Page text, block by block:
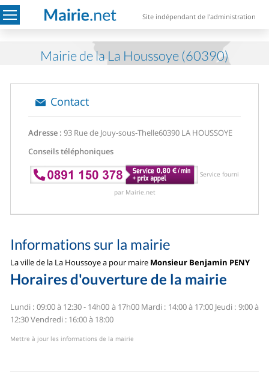
Site indépendant de l'administration
Mairie de la La Houssoye (60390)
Contact
Adresse : 93 Rue de Jouy-sous-Thelle60390 LA HOUSSOYE
Conseils téléphoniques
Service fourni
par Mairie.net
Informations sur la mairie
La ville de la La Houssoye a pour maire Monsieur Benjamin PENY
Horaires d'ouverture de la mairie
Lundi : 09:00 à 12:30 - 14h00 à 17h00Mardi : 14:00 à 17:00Jeudi : 9:00 à
12:30Vendredi : 16:00 à 18:00
Mettre à jour les informations de la mairie